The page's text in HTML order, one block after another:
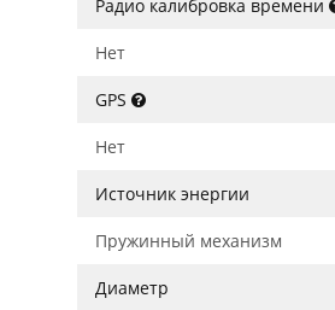
Радио калибровка времени
Нет
GPS
Нет
Источник энергии
Пружинный механизм
Диаметр